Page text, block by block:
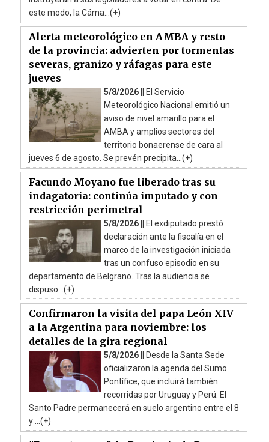
este modo, la Cáma...(+)
Alerta meteorológico en AMBA y resto
de la provincia: advierten por tormentas
severas, granizo y ráfagas para este
jueves
5/8/2026 ||
El Servicio
Meteorológico Nacional emitió un
aviso de nivel amarillo para el
AMBA y amplios sectores del
territorio bonaerense de cara al
jueves 6 de agosto. Se prevén precipita...(+)
Facundo Moyano fue liberado tras su
indagatoria: continúa imputado y con
restricción perimetral
5/8/2026 ||
El exdiputado prestó
declaración ante la fiscalía en el
marco de la investigación iniciada
tras un confuso episodio en su
departamento de Belgrano. Tras la audiencia se
dispuso...(+)
Confirmaron la visita del papa León XIV
a la Argentina para noviembre: los
detalles de la gira regional
5/8/2026 ||
Desde la Santa Sede
oficializaron la agenda del Sumo
Pontífice, que incluirá también
recorridas por Uruguay y Perú. El
Santo Padre permanecerá en suelo argentino entre el 8
y ...(+)